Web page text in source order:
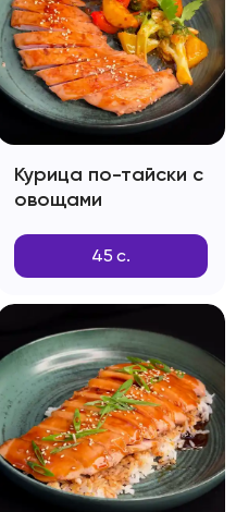
Курица по-тайски с
овощами
45 с.